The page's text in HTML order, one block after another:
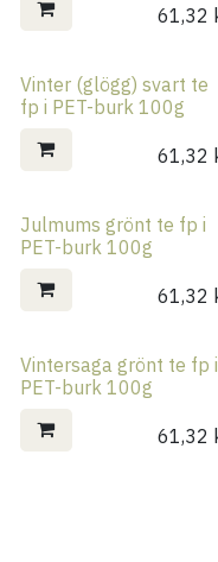
61,32
Vinter (glögg) svart te
fp i PET-burk 100g
61,32
Julmums grönt te fp i
PET-burk 100g
61,32
Vintersaga grönt te fp i
PET-burk 100g
61,32